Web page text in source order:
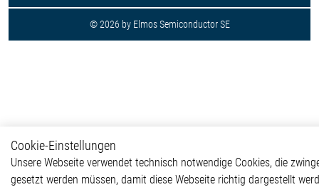
© 2026 by Elmos Semiconductor SE
Cookie-Einstellungen
Unsere Webseite verwendet technisch notwendige Cookies, die
gesetzt werden müssen, damit diese Webseite richtig dargestellt